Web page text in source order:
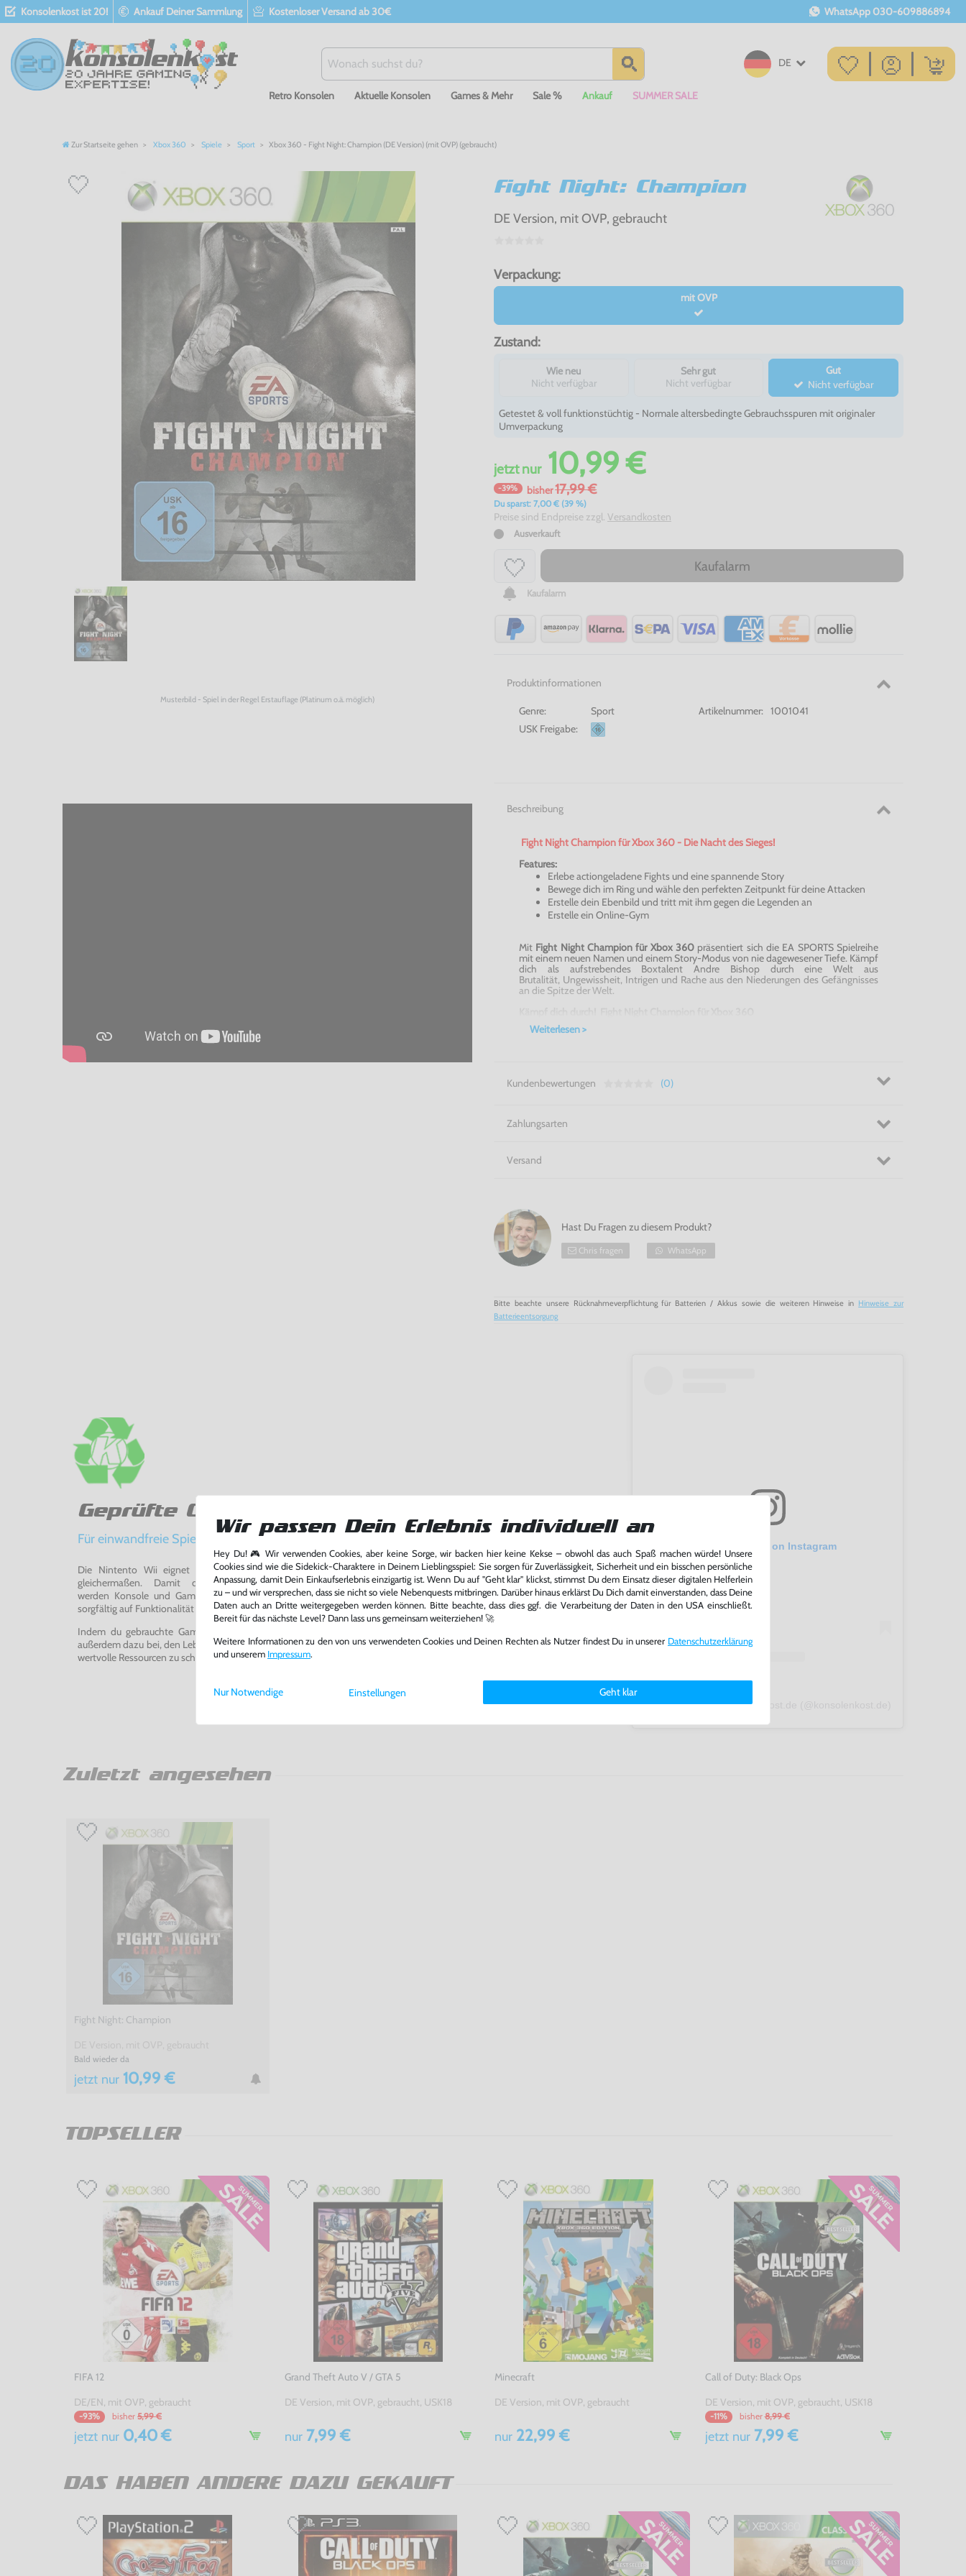
Konsolenkost ist 20! Ankauf Deiner Sammlung Kostenloser Versand ab 30€ WhatsApp 030-609886894
DE
Retro Konsolen Aktuelle Konsolen Games & Mehr Sale % Ankauf SUMMER SALE
Zur Startseite gehen Xbox 360 Spiele Sport Xbox 360 - Fight Night: Champion (DE Version) (mit OVP) (gebraucht)
Musterbild - Spiel in der Regel Erstauflage (Platinum o.ä. möglich)
Fight Night: Champion
DE Version, mit OVP, gebraucht
Verpackung:
mit OVP
Zustand:
Wie neu
Nicht verfügbar
Sehr gut
Nicht verfügbar
Gut
Nicht verfügbar
Getestet & voll funktionstüchtig - Normale altersbedingte Gebrauchsspuren mit originaler
Umverpackung
jetztnur10,99 €
-39% bisher17,99 €
Du sparst: 7,00 € (39 %)
Preise sind Endpreise zzgl. Versandkosten
Ausverkauft
Kaufalarm
Kaufalarm
Produktinformationen
Genre: Sport Artikelnummer:
1001041
USK Freigabe:
Beschreibung
Fight Night Champion für Xbox 360 - Die Nacht des Sieges!
Features:
Erlebe actiongeladene Fights und eine spannende Story
Bewege dich im Ring und wähle den perfekten Zeitpunkt für deine Attacken
Erstelle dein Ebenbild und tritt mit ihm gegen die Legenden an
Erstelle ein Online-Gym
Mit Fight Night Champion für Xbox 360 präsentiert sich die EA SPORTS Spielreihe
mit einem neuen Namen und einem Story-Modus von nie dagewesener Tiefe. Kämpf
dich als aufstrebendes Boxtalent Andre Bishopdurch eine Welt aus
Brutalität, Ungewissheit, Intrigen und Rache aus den Niederungen des Gefängnisses
an die Spitze der Welt.
Weiterlesen >
Kundenbewertungen (0)
Zahlungsarten
Versand
Hast Du Fragen zu diesem Produkt?
Chris fragen WhatsApp
Bitte beachte unsere Rücknahmeverpflichtung für Batterien / Akkus sowie die weiteren Hinweise in Hinweise zur
Batterieentsorgung
Geprüfte Qualität
Für einwandfreie Spielerlebnisse
Die Nintento Wii eignet sich perfekt für Retro-Gaming-Fans und neue Entdecker
gleichermaßen. Damit du ein einwandfreies Spielerlebnis genießen kannst,
werden Konsole und Game in unserer Reparatur-Werkstatt von unseren Fachkräften
sorgfältig auf Funktionalität getestet, gereinigt und bei Bedarf repariert.
Indem du gebrauchte Games und Konsolen bei uns kaufst oder verkaufst, trägst du
außerdem dazu bei, den Lebenszyklus von Konsolen und Games zu verlängern und damit
wertvolle Ressourcen zu schonen und Abfall zu vermeiden.
View this post on Instagram
A post shared by konsolenkost.de (@konsolenkost.de)
Zuletzt angesehen
Fight Night: Champion
Bald wieder da
jetzt nur 10,99 €
TOPSELLER
FIFA 12
DE/EN, mit OVP, gebraucht
-93% bisher 5,99 €
jetzt nur 0,40 €
Grand Theft Auto V / GTA 5
DE Version, mit OVP, gebraucht, USK18
nur7,99 €
Minecraft
DE Version, mit OVP, gebraucht
nur 22,99 €
Call of Duty: Black Ops
DE Version, mit OVP, gebraucht, USK18
-11% bisher 8,99 €
jetzt nur7,99 €
DAS HABEN ANDERE DAZU GEKAUFT
Wir passen Dein Erlebnis individuell an
Hey Du! 🎮 Wir verwenden Cookies, aber keine Sorge, wir backen hier keine Kekse – obwohl das auch Spaß machen würde! Unsere
Cookies sind wie die Sidekick-Charaktere in Deinem Lieblingsspiel: Sie sorgen für Zuverlässigkeit, Sicherheit und ein bisschen persönliche
Anpassung, damit Dein Einkaufserlebnis einzigartig ist. Wenn Du auf "Geht klar" klickst, stimmst Du dem Einsatz dieser digitalen Helferlein
zu – und wir versprechen, dass sie nicht so viele Nebenquests mitbringen. Darüber hinaus erklärst Du Dich damit einverstanden, dass Deine
Daten auch an Dritte weitergegeben werden können. Bitte beachte, dass dies ggf. die Verarbeitung der Daten in den USA einschließt.
Bereit für das nächste Level? Dann lass uns gemeinsam weiterziehen! 🚀
Weitere Informationen zu den von uns verwendeten Cookies und Deinen Rechten als Nutzer findest Du in unserer Daten­schutz­erklärung
und unserem Impressum.
Einstellungen Geht klar
Nur Notwendige